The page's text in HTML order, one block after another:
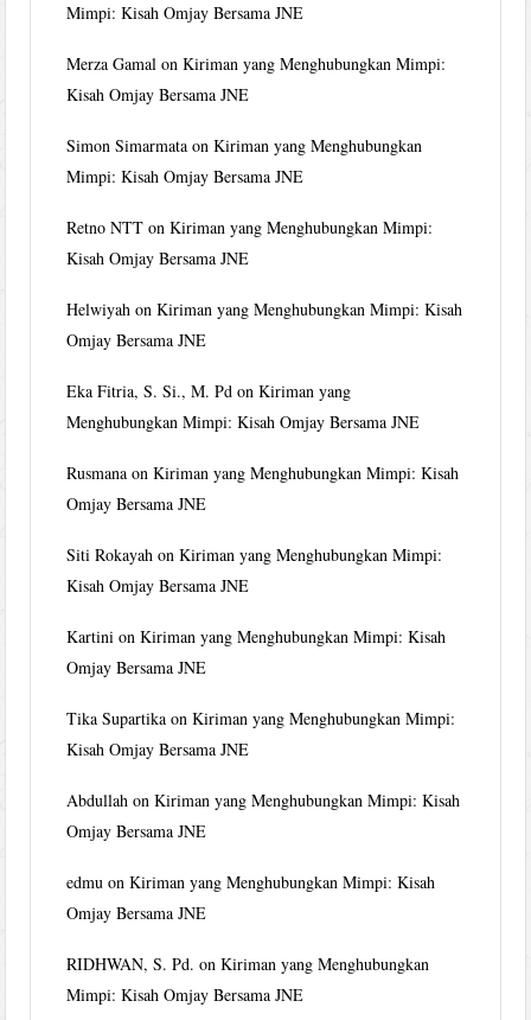
Mimpi: Kisah Omjay Bersama JNE
Merza Gamal onKiriman yang Menghubungkan Mimpi:
Kisah Omjay Bersama JNE
Simon Simarmata onKiriman yang Menghubungkan
Mimpi: Kisah Omjay Bersama JNE
Retno NTT onKiriman yang Menghubungkan Mimpi:
Kisah Omjay Bersama JNE
Helwiyah onKiriman yang Menghubungkan Mimpi: Kisah
Omjay Bersama JNE
Eka Fitria, S. Si., M. Pd onKiriman yang
Menghubungkan Mimpi: Kisah Omjay Bersama JNE
Rusmana onKiriman yang Menghubungkan Mimpi: Kisah
Omjay Bersama JNE
Siti Rokayah onKiriman yang Menghubungkan Mimpi:
Kisah Omjay Bersama JNE
Kartini onKiriman yang Menghubungkan Mimpi: Kisah
Omjay Bersama JNE
Tika Supartika onKiriman yang Menghubungkan Mimpi:
Kisah Omjay Bersama JNE
Abdullah onKiriman yang Menghubungkan Mimpi: Kisah
Omjay Bersama JNE
edmu onKiriman yang Menghubungkan Mimpi: Kisah
Omjay Bersama JNE
RIDHWAN, S. Pd. onKiriman yang Menghubungkan
Mimpi: Kisah Omjay Bersama JNE